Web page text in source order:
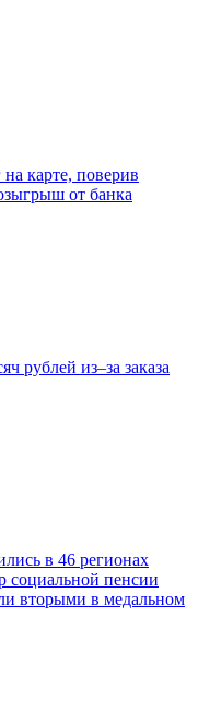
карте, поверив
от банка
рублей из–за заказа
в 46 регионах
социальной пенсии
вторыми в медальном